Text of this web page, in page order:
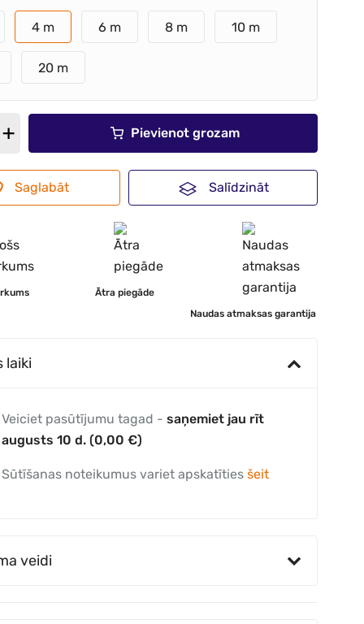
4 m 6 m 8 m 10 m
20 m
Pievienot grozam
Saglabāt Salīdzināt
Ātra piegāde
Naudas atmaksas garantija
laiki
Veiciet pasūtījumu tagad -saņemiet jau rīt
augusts 10 d. (0,00 €)
Sūtīšanas noteikumus variet apskatītiesšeit
veidi